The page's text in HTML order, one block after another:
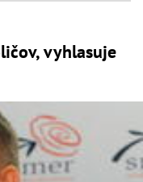
vyhlasuje